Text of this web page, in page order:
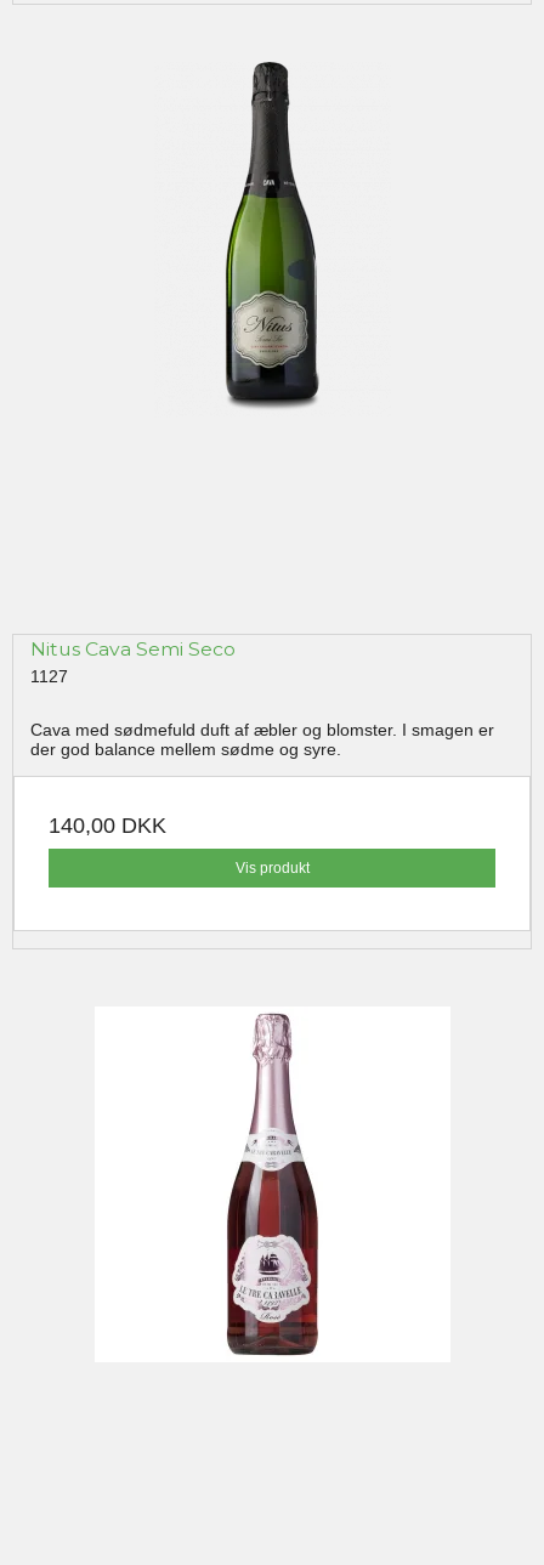
Nitus Cava Semi Seco
1127
Cava med sødmefuld duft af æbler og blomster. I smagen er
der god balance mellem sødme og syre.
140,00 DKK
Vis produkt